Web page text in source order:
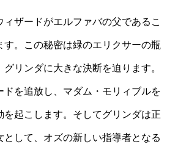
ィザードがエルファバの父であるこ
す。この秘密は緑のエリクサーの瓶
リンダに大きな決断を迫ります。
ドを追放し、マダム・モリィブルを
を起こします。そしてグリンダは正
として、オズの新しい指導者となる